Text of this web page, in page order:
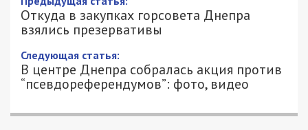
Откуда в закупках горсовета Днепра
взялись презервативы
Следующая статья:
В центре Днепра собралась акция против
“псевдореферендумов”: фото, видео